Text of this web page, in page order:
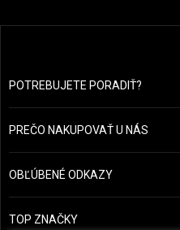
POTREBUJETE PORADIŤ?
Odpovieme
PREČO NAKUPOVAŤ U NÁS
Obchodní
Ochrana
Přehled
OBĽÚBENÉ ODKAZY
Náš příběh
TOP ZNAČKY